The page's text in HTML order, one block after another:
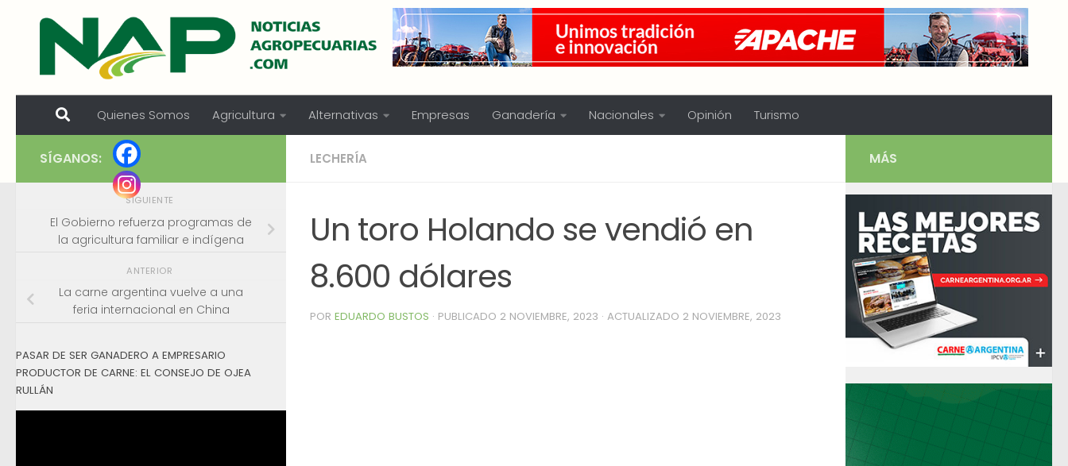
Skip to content
Quienes Somos Agricultura Alternativas Empresas Ganadería Nacionales Opinión Turismo
LECHERÍA
Un toro Holando se vendió en
8.600 dólares
POR EDUARDO BUSTOS · PUBLICADO 2 NOVIEMBRE, 2023 · ACTUALIZADO 2 NOVIEMBRE, 2023
SÍGANOS:
SIGUIENTE
El Gobierno refuerza programas de
la agricultura familiar e indígena
ANTERIOR
La carne argentina vuelve a una
feria internacional en China
PASAR DE SER GANADERO A EMPRESARIO
PRODUCTOR DE CARNE: EL CONSEJO DE OJEA
RULLÁN
MÁS